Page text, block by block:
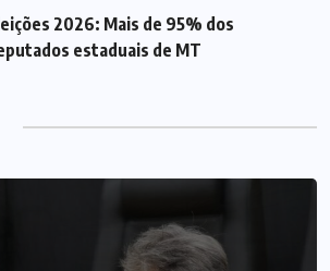
2026: Mais de 95% dos
estaduais de MT